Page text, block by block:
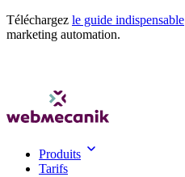
Téléchargez le guide indispensable
marketing automation.
Produits
Tarifs